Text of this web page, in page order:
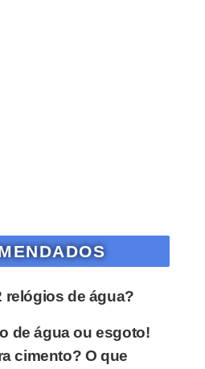
relógios de água?
de água ou esgoto!
cimento? O que